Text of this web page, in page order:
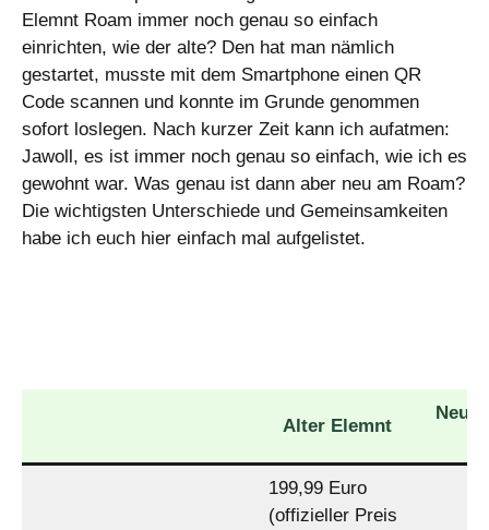
Elemnt Roam immer noch genau so einfach
einrichten, wie der alte? Den hat man nämlich
gestartet, musste mit dem Smartphone einen QR
Code scannen und konnte im Grunde genommen
sofort loslegen. Nach kurzer Zeit kann ich aufatmen:
Jawoll, es ist immer noch genau so einfach, wie ich es
gewohnt war. Was genau ist dann aber neu am Roam?
Die wichtigsten Unterschiede und Gemeinsamkeiten
habe ich euch hier einfach mal aufgelistet.
Alter Elemnt
199,99 Euro
(offizieller Preis